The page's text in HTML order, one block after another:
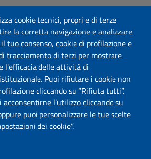
cookie tecnici, propri e di terze
la corretta navigazione e analizzare
tuo consenso, cookie di profilazione e
tracciamento di terzi per mostrare
l'efficacia delle attività di
Puoi rifiutare i cookie non
cliccando su “Rifiuta tutti”.
acconsentirne l’utilizzo cliccando su
puoi personalizzare le tue scelte
dei cookie”.
di Architettura, Design e Urbanistica
di Sassari
– Piazza Duomo, 6 - 07041 Alghero